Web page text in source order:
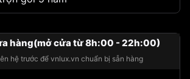
hàng(mở cửa từ 8h:00 - 22h:00)
hệ trước để vnlux.vn chuẩn bị sẵn hàng